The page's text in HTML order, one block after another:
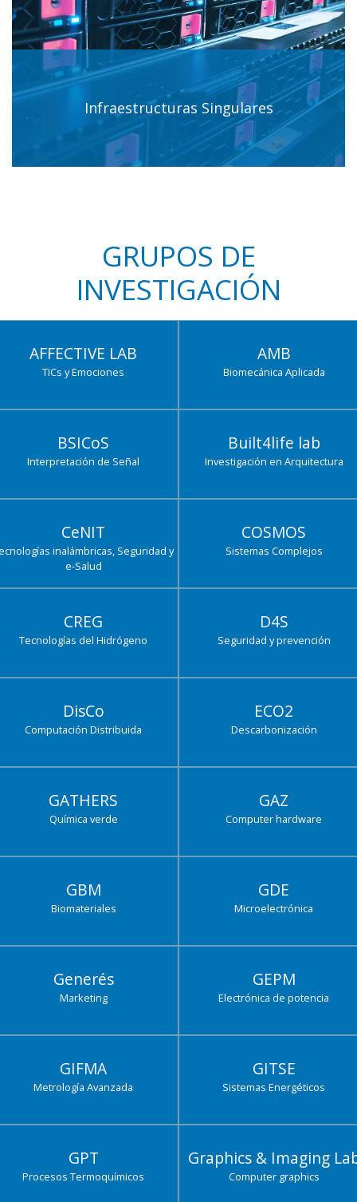
Infraestructuras Singulares
GRUPOS DE
INVESTIGACIÓN
AFFECTIVE LAB
TICs y Emociones
AMB
Biomecánica Aplicada
BSICoS
Interpretación de Señal
Built4life lab
Investigación en Arquitectura
CeNIT
inalámbricas, Seguridad y
e-Salud
COSMOS
Sistemas Complejos
CREG
Tecnologías del Hidrógeno
D4S
Seguridad y prevención
DisCo
Computación Distribuida
ECO2
Descarbonización
GATHERS
Química verde
GAZ
Computer hardware
GBM
Biomateriales
GDE
Microelectrónica
Generés
Marketing
GEPM
Electrónica de potencia
GIFMA
Metrología Avanzada
GITSE
Sistemas Energéticos
GPT
Procesos Termoquímicos
Graphics & Imaging
Computer graphics